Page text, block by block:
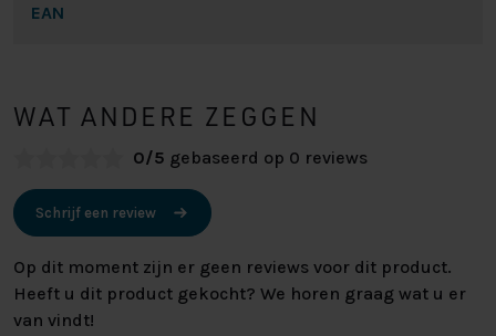
EAN
WAT ANDERE ZEGGEN
0/5 gebaseerd op 0 reviews
Schrijf een review
Op dit moment zijn er geen reviews voor dit product.
Heeft u dit product gekocht? We horen graag wat u er
van vindt!